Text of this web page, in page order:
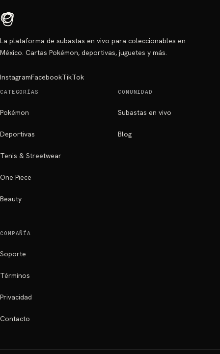
La plataforma de subastas en vivo para coleccionables en
México. Cartas Pokémon, deportivas, juguetes y más.
InstagramFacebookTikTok
CATEGORÍAS
Pokémon
Deportivas
Tenis & Streetwear
One Piece
Beauty
COMUNIDAD
Subastas en vivo
Blog
COMPAÑÍA
Soporte
Términos
Privacidad
Contacto